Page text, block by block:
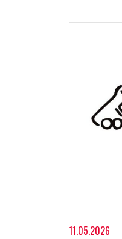
11.05.2026